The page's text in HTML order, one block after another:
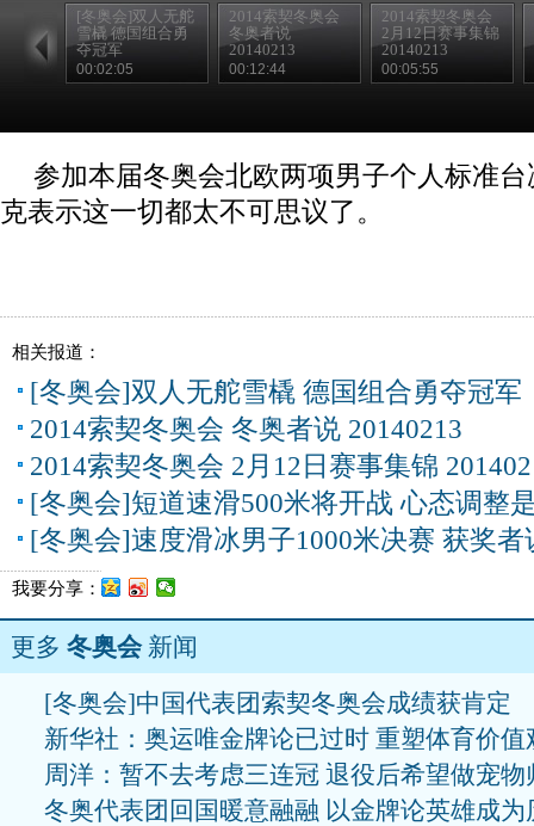
[冬奥会]双人无舵
雪橇 德国组合勇
夺冠军
00:02:05
2014索契冬奥会
冬奥者说
20140213
00:12:44
2014索契冬奥会
2月12日赛事集锦
20140213
00:05:55
参加本届冬奥会北欧两项男子个人标准
克表示这一切都太不可思议了。
相关报道：
[冬奥会]双人无舵雪橇 德国组合勇夺冠军
2014索契冬奥会 冬奥者说 20140213
2014索契冬奥会 2月12日赛事集锦
[冬奥会]短道速滑500米将开战 心态调整
[冬奥会]速度滑冰男子1000米决赛 获奖者
我要分享：
更多 冬奥会新闻
[冬奥会]中国代表团索契冬奥会成绩获肯定
新华社：奥运唯金牌论已过时 重塑体育价值
周洋：暂不去考虑三连冠 退役后希望做宠物
冬奥代表团回国暖意融融 以金牌论英雄成为